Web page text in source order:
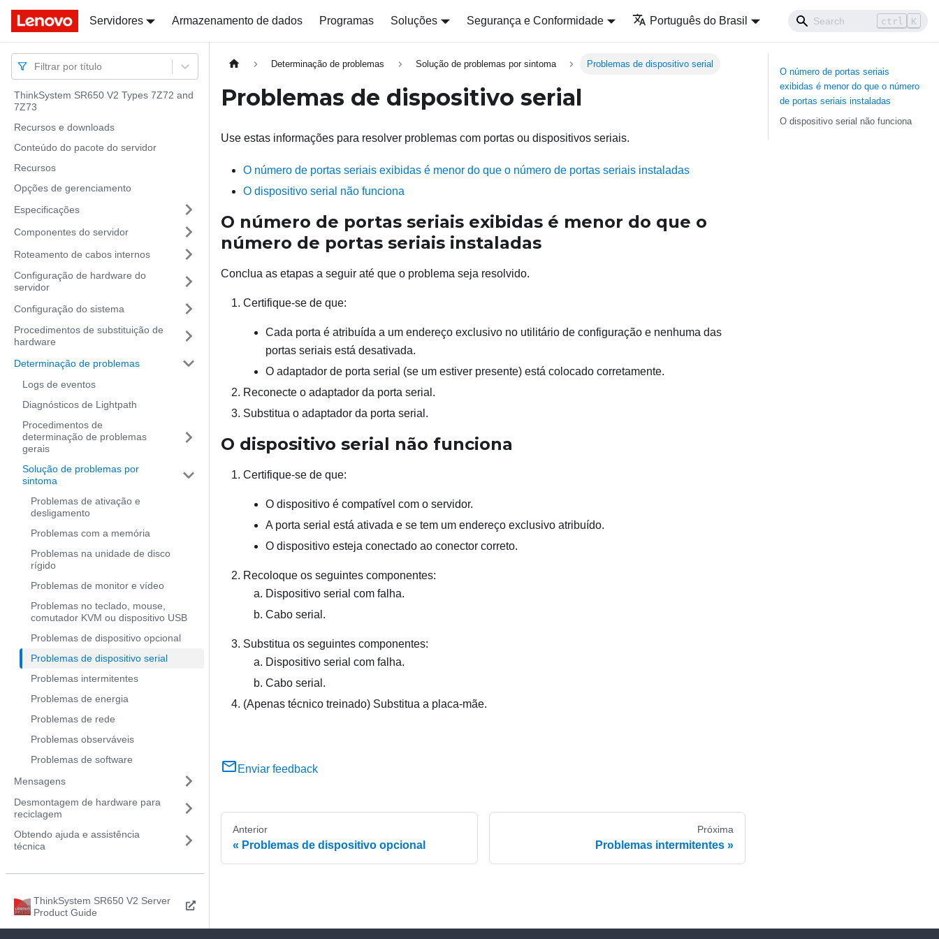
Docs
Servidores Armazenamento de dados Programas Soluções Segurança e Conformidade Português do Brasil ctrl K
Docs
Filtrar por título
ThinkSystem SR650 V2 Types 7Z72 and
7Z73
Recursos e downloads
Conteúdo do pacote do servidor
Recursos
Opções de gerenciamento
Especificações
Componentes do servidor
Roteamento de cabos internos
Configuração de hardware do
servidor
Configuração do sistema
Procedimentos de substituição de
hardware
Determinação de problemas
Logs de eventos
Diagnósticos de Lightpath
Procedimentos de
determinação de problemas
gerais
Solução de problemas por
sintoma
Problemas de ativação e
desligamento
Problemas com a memória
Problemas na unidade de disco
rígido
Problemas de monitor e vídeo
Problemas no teclado, mouse,
comutador KVM ou dispositivo USB
Problemas de dispositivo opcional
Problemas de dispositivo serial
Problemas intermitentes
Problemas de energia
Problemas de rede
Problemas observáveis
Problemas de software
Mensagens
Desmontagem de hardware para
reciclagem
Obtendo ajuda e assistência
técnica
ThinkSystem SR650 V2 Server
Product Guide
Determinação de problemas Solução de problemas por sintoma Problemas de dispositivo serial
Problemas de dispositivo serial
Use estas informações para resolver problemas com portas ou dispositivos seriais.
O número de portas seriais exibidas é menor do que o número de portas seriais instaladas
O dispositivo serial não funciona
O número de portas seriais exibidas é menor do que o
número de portas seriais instaladas
Conclua as etapas a seguir até que o problema seja resolvido.
Certifique-se de que:
Cada porta é atribuída a um endereço exclusivo no utilitário de configuração e nenhuma das
portas seriais está desativada.
O adaptador de porta serial (se um estiver presente) está colocado corretamente.
Reconecte o adaptador da porta serial.
Substitua o adaptador da porta serial.
O dispositivo serial não funciona
Certifique-se de que:
O dispositivo é compatível com o servidor.
A porta serial está ativada e se tem um endereço exclusivo atribuído.
O dispositivo esteja conectado ao conector correto.
Recoloque os seguintes componentes:
Dispositivo serial com falha.
Cabo serial.
Substitua os seguintes componentes:
Dispositivo serial com falha.
Cabo serial.
(Apenas técnico treinado) Substitua a placa-mãe.
Enviar feedback
Anterior
Problemas de dispositivo opcional
Próxima
Problemas intermitentes
O número de portas seriais
exibidas é menor do que o número
de portas seriais instaladas
O dispositivo serial não funciona